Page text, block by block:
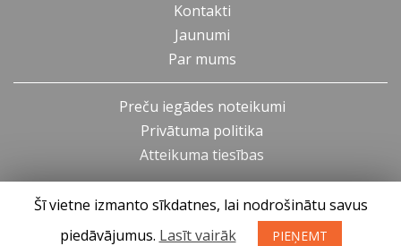
Kontakti
Jaunumi
Par mums
Preču iegādes noteikumi
Privātuma politika
Atteikuma tiesības
Šī vietne izmanto sīkdatnes, lai nodrošinātu savus
piedāvājumus. Lasīt vairāk PIEŅEMT